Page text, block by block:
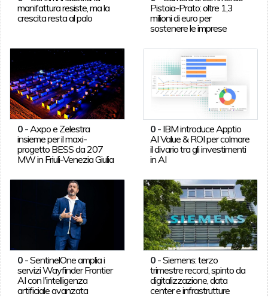
manifattura resiste, ma la
crescita resta al palo
Pistoia-Prato: oltre 1,3
milioni di euro per
sostenere le imprese
0- Axpo e Zelestra
insieme per il maxi-
progetto BESS da 207
MW in Friuli-Venezia Giulia
0 - IBM introduce Apptio
AI Value & ROI per colmare
il divario tra gli investimenti
in AI
0-SentinelOne amplia i
servizi Wayfinder Frontier
AI con l'intelligenza
artificiale avanzata
0 -Siemens: terzo
trimestre record, spinto da
digitalizzazione, data
center e infrastrutture